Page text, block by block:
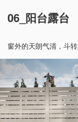
06_阳台露台
窗外的天朗气清，斗